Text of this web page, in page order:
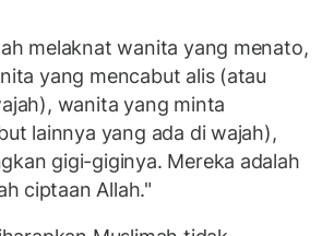
melaknat wanita yang menato,
yang mencabut alis (atau
wanita yang minta
lainnya yang ada di wajah),
gigi-giginya. Mereka adalah
ciptaan Allah."